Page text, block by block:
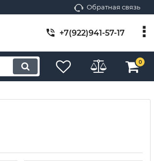
Обратная связь
+7(922)941-57-17
0